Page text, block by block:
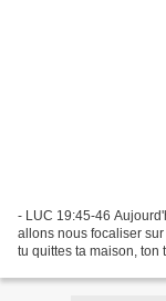
- LUC 19:45-46
allons nous focaliser
tu quittes ta maison, ton